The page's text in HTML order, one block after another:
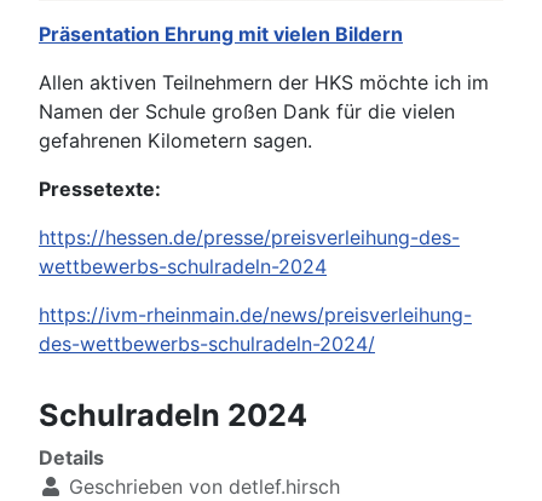
Präsentation Ehrung mit vielen Bildern
Allen aktiven Teilnehmern der HKS möchte ich im
Namen der Schule großen Dank für die vielen
gefahrenen Kilometern sagen.
Pressetexte:
https://hessen.de/presse/preisverleihung-des-
wettbewerbs-schulradeln-2024
https://ivm-rheinmain.de/news/preisverleihung-
des-wettbewerbs-schulradeln-2024/
Schulradeln 2024
Details
Geschrieben von detlef.hirsch